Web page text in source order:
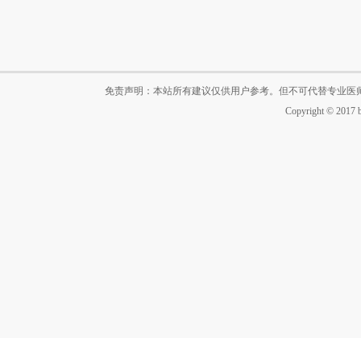
免责声明：本站所有建议仅供用户参考。但不可代替专业
Copyright © 2017